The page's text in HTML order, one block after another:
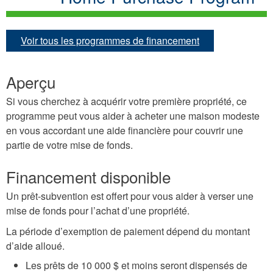
Voir tous les programmes de financement
Aperçu
Si vous cherchez à acquérir votre première propriété, ce
programme peut vous aider à acheter une maison modeste
en vous accordant une aide financière pour couvrir une
partie de votre mise de fonds.
Financement disponible
Un prêt-subvention est offert pour vous aider à verser une
mise de fonds pour l’achat d’une propriété.
La période d’exemption de paiement dépend du montant
d’aide alloué.
Les prêts de 10 000 $ et moins seront dispensés de